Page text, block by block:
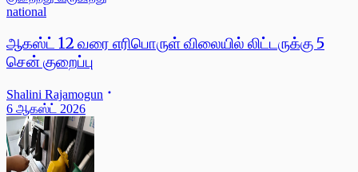
national
ஆகஸ்ட் 12 வரை எரிபொருள் விலையில் லிட்டருக்கு 5
சென் குறைப்பு
Shalini Rajamogun
6 ஆகஸ்ட் 2026